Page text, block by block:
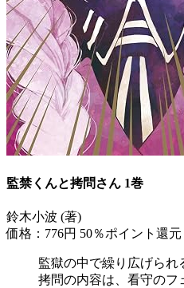
監禁くんと拷問さん 1巻
鈴木小波 (著)
価格：776円 50％ポイント還元
監獄の中で繰り広げら
拷問の内容は、看守のフ